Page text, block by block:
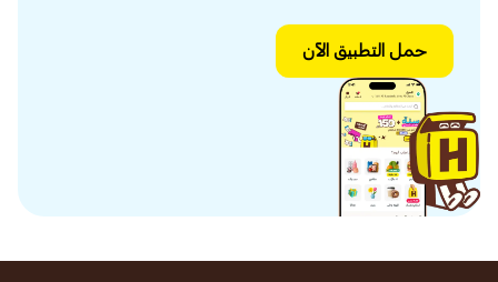
حمل التطبيق الآن